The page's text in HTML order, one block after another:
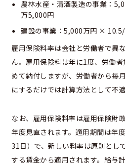
農林水産・清酒製造の事業：
万5,000円
建設の事業：5,000万円 ×
雇用保険料率は会社と労働者で異
ん。雇用保険料は年に1度、労働
めて納付しますが、労働者から毎
にするだけでは計算方法として不
なお、雇用保険料率は雇用保険財
年度見直されます。適用期間は年
31日）で、新しい料率は原則とし
する賃金から適用されます。給与